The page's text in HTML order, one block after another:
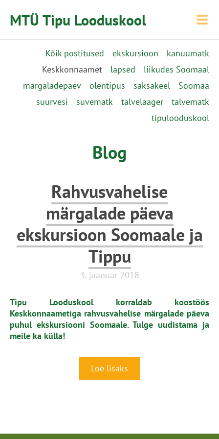
MTÜ Tipu Looduskool
Kõik postitused ekskursioon
kanuumatk
Keskkonnaamet
lapsed
liikudes Soomaal
märgaladepäev
olentipus saksakeel
Soomaa
suurvesi
suvematk talvelaager
talvematk
tipulooduskool
Blog
Rahvusvahelise
märgalade päeva
ekskursioon Soomaale ja
Tippu
3. jaanuar 2018
Tipu Looduskool korraldab koostöös
Keskkonnaametiga rahvusvahelise märgalade päeva
puhul ekskursiooni Soomaale. Tulge uudistama ja
meile ka külla!
Loe lisaks